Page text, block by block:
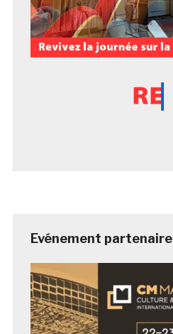
Evénement partenaire